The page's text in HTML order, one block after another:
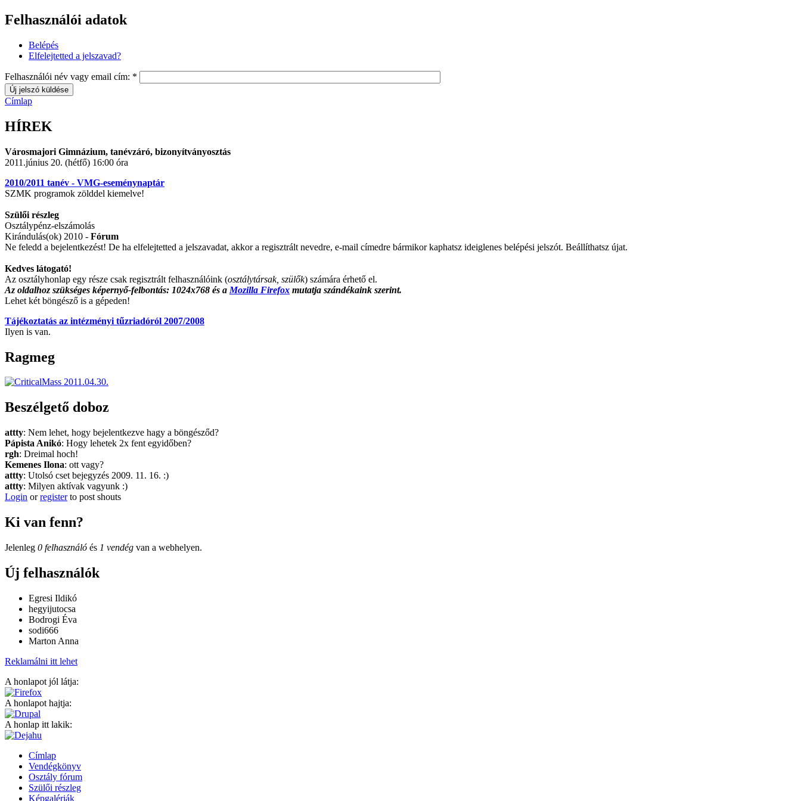
Felhasználói adatok
Belépés
Elfelejtetted a jelszavad?
Felhasználói név vagy email cím: *
Címlap
HÍREK
Városmajori Gimnázium, tanévzáró, bizonyítványosztás
2011.június 20. (hétfő) 16:00 óra
2010/2011 tanév - VMG-eseménynaptár
SZMK programok zölddel kiemelve!
Szülői részleg
Osztálypénz-elszámolás
Kirándulás(ok) 2010 - Fórum
Ne feledd a bejelentkezést! De ha elfelejtetted a jelszavadat, akkor a regisztrált nevedre, e-mail címedre bármikor kaphatsz ideiglenes belépési jelszót. Beállíthatsz újat.
Kedves látogató!
Az osztályhonlap egy része csak regisztrált felhasználóink (osztálytársak, szülők) számára érhető el.
Az oldalhoz szükséges képernyő-felbontás: 1024x768 és a Mozilla Firefox mutatja szándékaink szerint.
Lehet két böngésző is a gépeden!
Tájékoztatás az intézményi tűzriadóról 2007/2008
Ilyen is van.
Ragmeg
Beszélgető doboz
attty: Nem lehet, hogy bejelentkezve hagy a böngésződ?
Pápista Anikó: Hogy lehetek 2x fent egyidőben?
rgh: Dreimal hoch!
Kemenes Ilona: ott vagy?
attty: Utolsó cset bejegyzés 2009. 11. 16. :)
attty: Milyen aktívak vagyunk :)
Login orregisterto post shouts
Ki van fenn?
Jelenleg 0 felhasználó és 1 vendég van a webhelyen.
Új felhasználók
Egresi Ildikó
hegyijutocsa
Bodrogi Éva
sodi666
Marton Anna
Reklamálni itt lehet
A honlapot jól látja:
A honlapot hajtja:
A honlap itt lakik:
Címlap
Vendégkönyv
Osztály fórum
Szülői részleg
Képgalériák